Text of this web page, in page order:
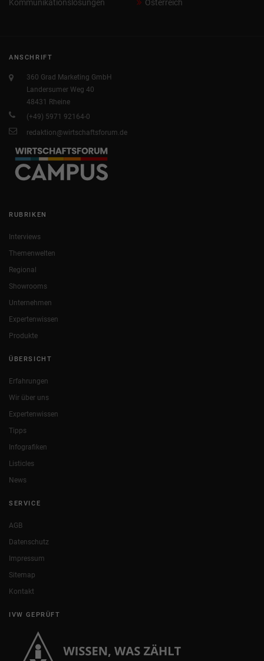
Kommunikationslösungen
Österreich
ANSCHRIFT
360 Grad Marketing GmbH
Landersumer Weg 40
48431 Rheine
(+49) 5971 92164-0
redaktion@wirtschaftsforum.de
RUBRIKEN
Interviews
Themenwelten
Regional
Showrooms
Unternehmen
Expertenwissen
Produkte
ÜBERSICHT
Erfahrungen
Wir über uns
Expertenwissen
Tipps
Infografiken
Listicles
News
SERVICE
AGB
Datenschutz
Impressum
Sitemap
Kontakt
IVW GEPRÜFT